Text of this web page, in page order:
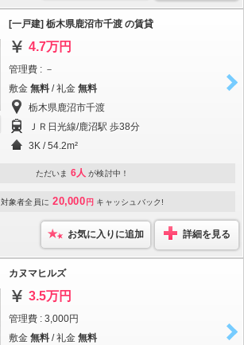
[一戸建] 栃木県鹿沼市千渡 の賃貸
4.7万円
管理費 : －
敷金 無料 / 礼金 無料
栃木県鹿沼市千渡
ＪＲ日光線/鹿沼駅 歩38分
3K / 54.2m²
ただいま 6人 が検討中！
対象者全員に 20,000 円 キャッシュバック!
お気に入りに追加 詳細を見る
カヌマヒルズ
3.5万円
管理費 : 3,000円
敷金 無料 / 礼金 無料